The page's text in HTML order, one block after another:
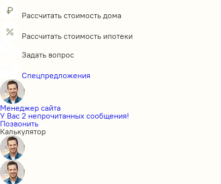
Рассчитать стоимость дома
Рассчитать стоимость ипотеки
Задать вопрос
Спецпредложения
Менеджер сайта
У Вас 2 непрочитанных сообщения!
Позвонить
Калькулятор